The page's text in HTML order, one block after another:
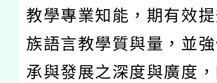
教學專業知能，期有效
族語言教學質與量，並
承與發展之深度與廣度